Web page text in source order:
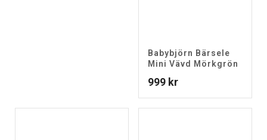
Babybjörn Bärsele
Mini Vävd Mörkgrön
999 kr